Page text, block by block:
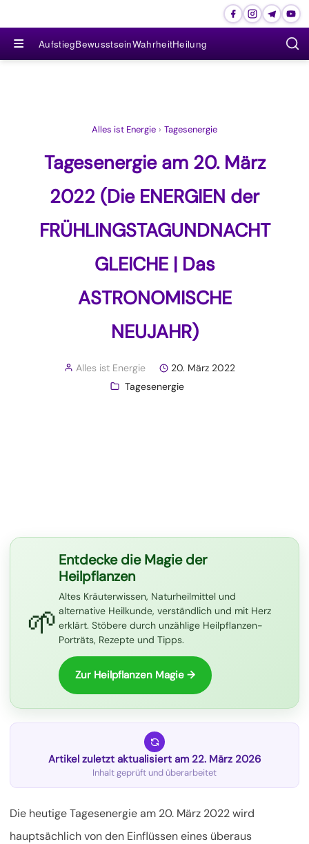
≡ AufstiegBewusstseinWahrheitHeilung
Alles ist Energie › Tagesenergie
Tagesenergie am 20. März
2022 (Die ENERGIEN der
FRÜHLINGSTAGUNDNACHT
GLEICHE | Das
ASTRONOMISCHE
NEUJAHR)
Alles ist Energie
20. März 2022
Tagesenergie
🌱
Entdecke die Magie der
Heilpflanzen
Altes Kräuterwissen, Naturheilmittel und
alternative Heilkunde, verständlich und mit Herz
erklärt. Stöbere durch unzählige Heilpflanzen-
Porträts, Rezepte und Tipps.
Zur Heilpflanzen Magie →
Artikel zuletzt aktualisiert am 22. März 2026
Inhalt geprüft und überarbeitet
Die heutige Tagesenergie am 20. März 2022 wird
hauptsächlich von den Einflüssen eines überaus